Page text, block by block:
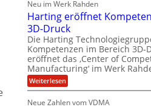
h
ä
l
t
6
5
M
i
E
n
g
i
n
e
e
r
r
n
V
e
r
s
i
o
n
3
2
p
b
e
r
n
i
m
m
t
A
s
o
m
a
s
S
a
u
e
r
e
s
s
Neu im Werk Rahden
Harting eröffnet
3D-Druck
Die Harting
Kompetenzen im Bereich 3D-
eröffnet das ‚Center of
Manufacturing‘ im Werk
Weiterlesen:
H
Neue Zahlen vom VDMA